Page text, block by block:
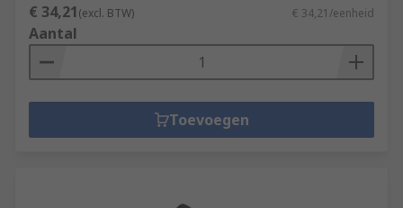
€ 34,21(excl. BTW) € 34,21/eenheid
Aantal
Toevoegen